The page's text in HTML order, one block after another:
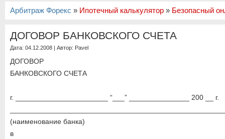
Арбитраж Форекс » Ипотечный калькулятор » Безопасный
ДОГОВОР БАНКОВСКОГО СЧЕТА
Дата: 04.12.2008 | Автор: Pavel
ДОГОВОР
БАНКОВСКОГО СЧЕТА
г. _______________________ “___” _______________ 200 __ г.
(наименование банка)
в